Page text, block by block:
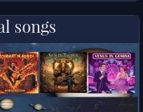
songs